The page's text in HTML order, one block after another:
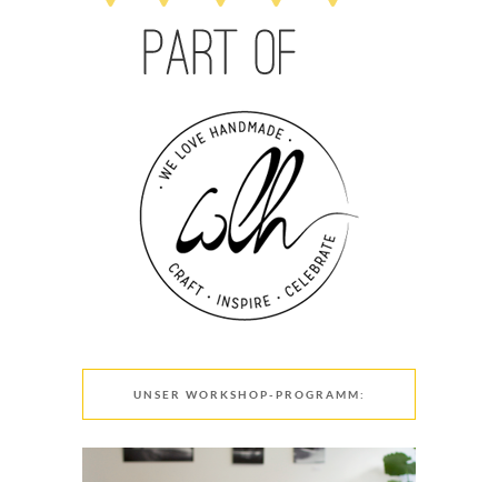
UNSER WORKSHOP-PROGRAMM: